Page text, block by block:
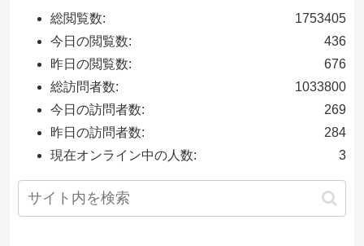
1753405
総閲覧数:
436
今日の閲覧数:
676
昨日の閲覧数:
1033800
総訪問者数:
269
今日の訪問者数:
284
昨日の訪問者数:
3
現在オンライン中の人数: